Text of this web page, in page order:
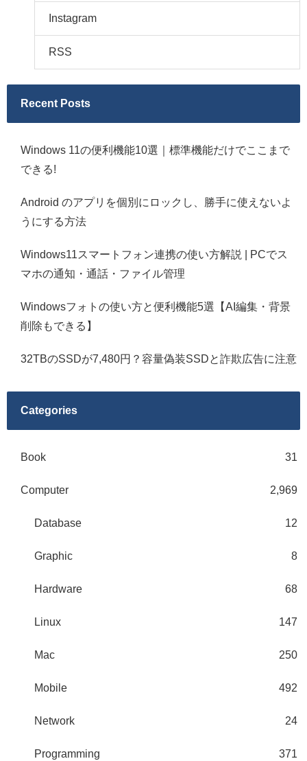
Instagram
RSS
Recent Posts
Windows 11の便利機能10選｜標準機能だけでここまで
できる!
Android のアプリを個別にロックし、勝手に使えないよ
うにする方法
Windows11スマートフォン連携の使い方解説 | PCでス
マホの通知・通話・ファイル管理
Windowsフォトの使い方と便利機能5選【AI編集・背景
削除もできる】
32TBのSSDが7,480円？容量偽装SSDと詐欺広告に注意
Categories
Book 31
Computer 2,969
Database 12
Graphic 8
Hardware 68
Linux 147
Mac 250
Mobile 492
Network 24
Programming 371